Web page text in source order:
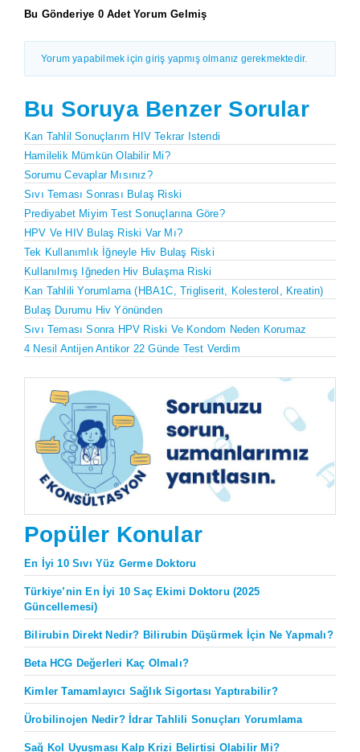
Bu Gönderiye 0 Adet Yorum Gelmiş
Yorum yapabilmek için giriş yapmış olmanız gerekmektedir.
Bu Soruya Benzer Sorular
Kan Tahlil Sonuçlarım HIV Tekrar Istendi
Hamilelik Mümkün Olabilir Mi?
Sorumu Cevaplar Mısınız?
Sıvı Teması Sonrası Bulaş Riski
Prediyabet Miyim Test Sonuçlarına Göre?
HPV Ve HIV Bulaş Riski Var Mı?
Tek Kullanımlık İğneyle Hiv Bulaş Riski
Kullanılmış Iğneden Hiv Bulaşma Riski
Kan Tahlili Yorumlama (HBA1C, Trigliserit, Kolesterol, Kreatin)
Bulaş Durumu Hiv Yönünden
Sıvı Teması Sonra HPV Riski Ve Kondom Neden Korumaz
4 Nesil Antijen Antikor 22 Günde Test Verdim
Popüler Konular
En İyi 10 Sıvı Yüz Germe Doktoru
Türkiye’nin En İyi 10 Saç Ekimi Doktoru (2025
Güncellemesi)
Bilirubin Direkt Nedir? Bilirubin Düşürmek İçin Ne Yapmalı?
Beta HCG Değerleri Kaç Olmalı?
Kimler Tamamlayıcı Sağlık Sigortası Yaptırabilir?
Ürobilinojen Nedir? İdrar Tahlili Sonuçları Yorumlama
Sağ Kol Uyuşması Kalp Krizi Belirtisi Olabilir Mi?